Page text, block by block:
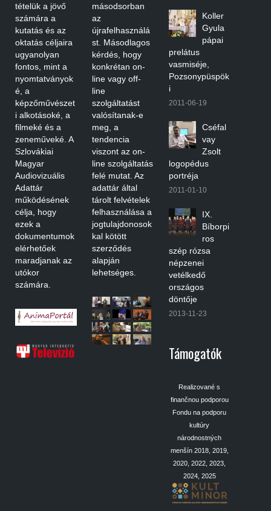
tételük a jövő
számára a
kutatás és az
oktatás céljaira
ugyanolyan
fontos, mint a
nyomtatványok
é, a
képzőművészet
i alkotásoké, a
filmeké és a
zeneműveké. A
Szlovákiai
Magyar
Audiovizuális
Adattár
működésének
célja, hogy
ezek a
dokumentumok
elérhetőek
maradjanak az
utókor
számára.
másodsorban
az
újrafelhasználá
st. Másodlagos
kérdés, hogy
konkrétan on-
line vagy off-
line
szolgáltatást
valósítanak-e
meg, a
tendencia
viszont az on-
line szolgáltatás
felé mutat. Az
adattár által
tárolt felvételek
felhasználása a
jogtulajdonosok
kal kötött
szerződés
alapján
lehetséges.
Koller
Gyula
pápai
prelátus
vasmiséje,
Pozsonypüspök
i
2011-06-19
Cséfal
vay
Zsolt
logopédus
portréja
2011-01-10
IX.
Bíborpi
ros
szép rózsa
népzenei
vetélkedő
országos
döntője
2013-11-23
Támogatók
Realizované s
finančnou podporou
Fondu na podporu
kultúry
národnostných
menšín 2018, 2019,
2020, 2022, 2023,
2024, 2025